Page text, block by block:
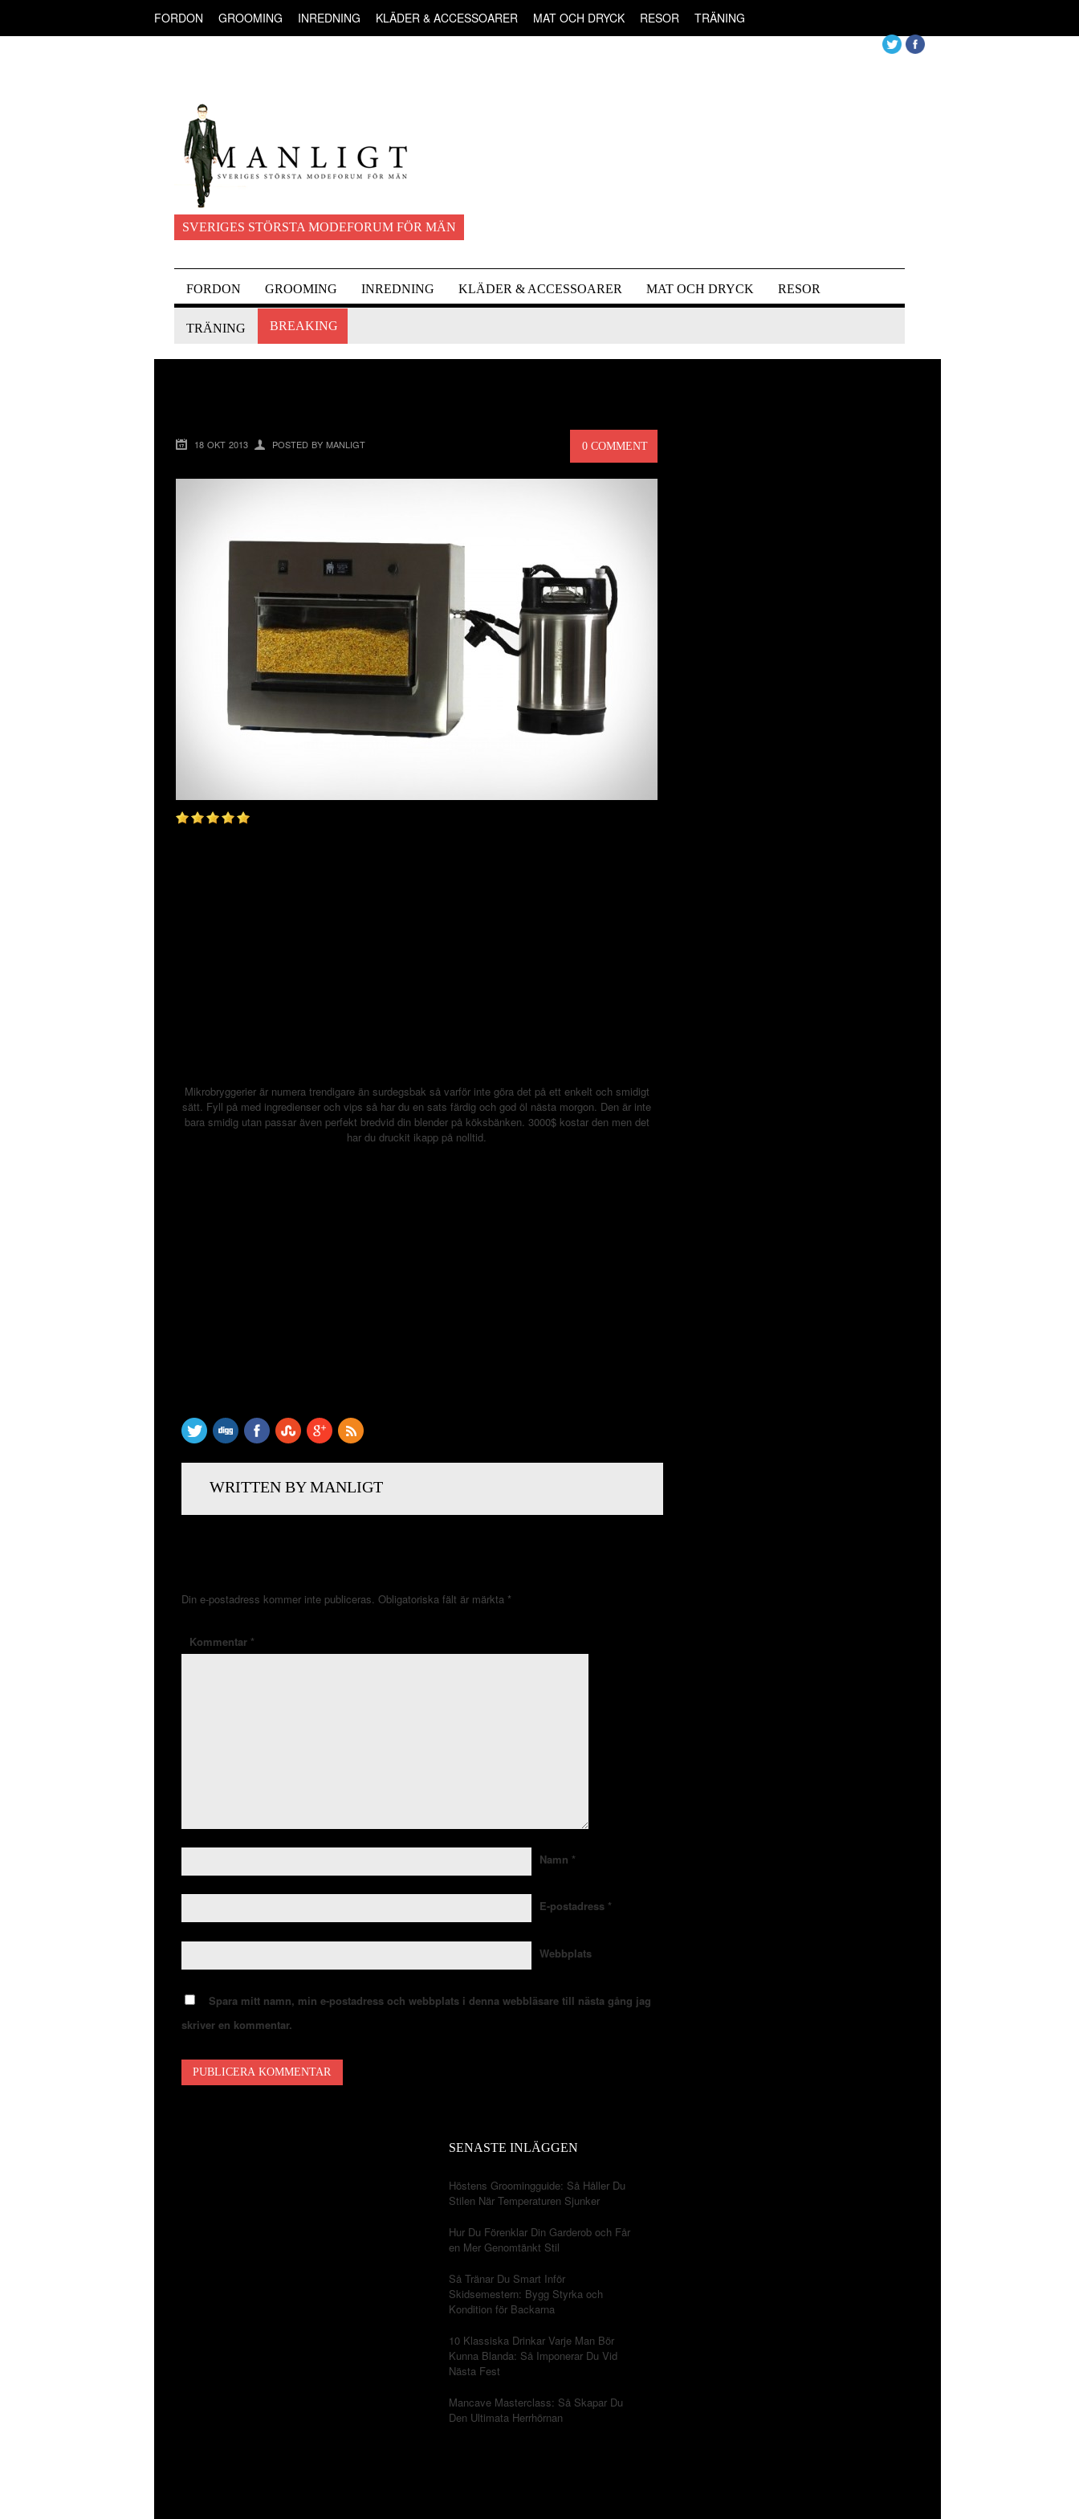
FORDON GROOMING INREDNING KLÄDER & ACCESSOARER MAT OCH DRYCK RESOR TRÄNING
SVERIGES STÖRSTA MODEFORUM FÖR MÄN
FORDON GROOMING INREDNING KLÄDER & ACCESSOARER MAT OCH DRYCK RESOR
TRÄNING BREAKING
0 COMMENT
18 OKT 2013 POSTED BY MANLIGT
Mikrobryggerier är numera trendigare än surdegsbak så varför inte göra det på ett enkelt och smidigt
sätt. Fyll på med ingredienser och vips så har du en sats färdig och god öl nästa morgon. Den är inte
bara smidig utan passar även perfekt bredvid din blender på köksbänken. 3000$ kostar den men det
har du druckit ikapp på nolltid.
WRITTEN BY MANLIGT
Din e-postadress kommer inte publiceras. Obligatoriska fält är märkta *
Kommentar *
Namn *
E-postadress *
Webbplats
Spara mitt namn, min e-postadress och webbplats i denna webbläsare till nästa gång jag
skriver en kommentar.
SENASTE INLÄGGEN
Höstens Groomingguide: Så Håller Du
Stilen När Temperaturen Sjunker
Hur Du Förenklar Din Garderob och Får
en Mer Genomtänkt Stil
Så Tränar Du Smart Inför
Skidsemestern: Bygg Styrka och
Kondition för Backarna
10 Klassiska Drinkar Varje Man Bör
Kunna Blanda: Så Imponerar Du Vid
Nästa Fest
Mancave Masterclass: Så Skapar Du
Den Ultimata Herrhörnan